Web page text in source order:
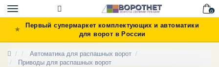
Toggle
navigation
0
Первый супермаркет комплектующих и автоматики
для ворот в России
Автоматика для распашных ворот
Приводы для распашных ворот